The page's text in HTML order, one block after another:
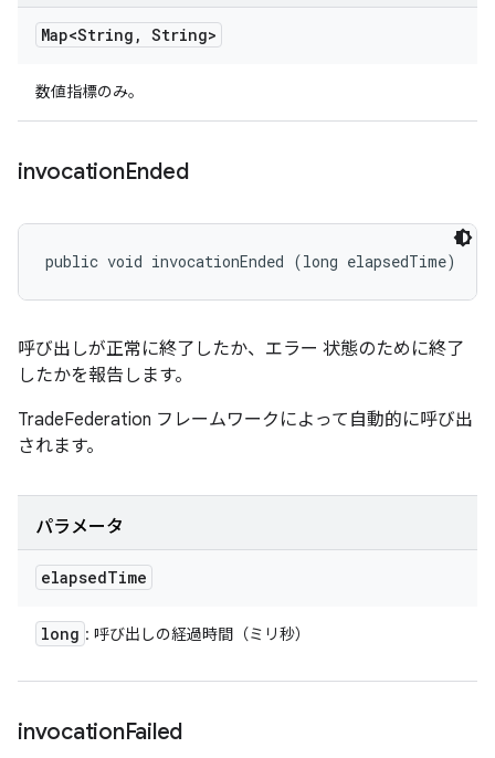
Map<String , String>
数値指標のみ。
invocationEnded
public void invocationEnded (long elapsedTime)
呼び出しが正常に終了したか、エラー 状態のために終了
したかを報告します。
TradeFederation フレームワークによって自動的に呼び出
されます。
パラメータ
elapsedTime
long : 呼び出しの経過時間（ミリ秒）
invocationFailed